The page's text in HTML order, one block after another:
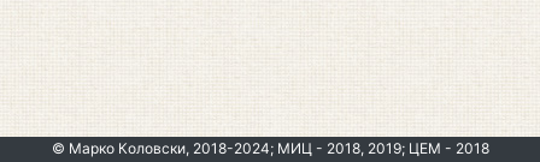
© Марко Коловски, 2018-2024; МИЦ - 2018, 2019; ЦЕМ - 2018